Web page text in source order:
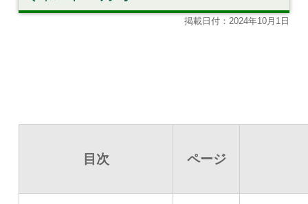
掲載日付：2024年10月1日
目次 ページ